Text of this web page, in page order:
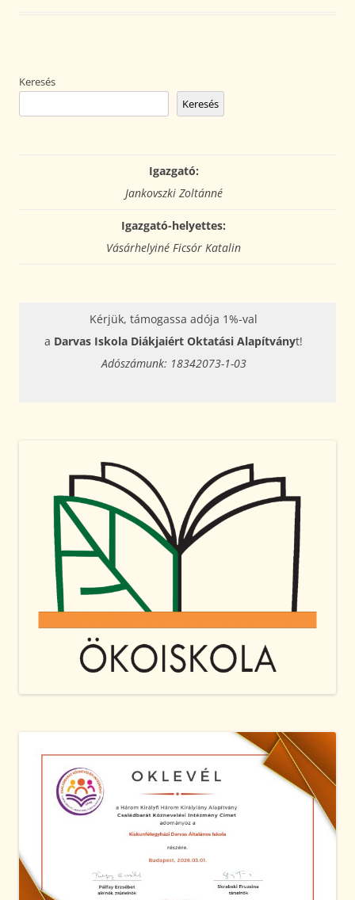
Keresés
Keresés
Igazgató:
Jankovszki Zoltánné
Igazgató-helyettes:
Vásárhelyiné Ficsór Katalin
Kérjük, támogassa adója 1%-val
a Darvas Iskola Diákjaiért Oktatási Alapítványt!
Adószámunk: 18342073-1-03